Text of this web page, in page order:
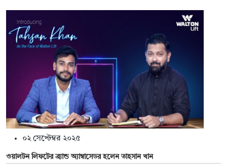
০২ সেপ্টেম্বর ২০২৫
ওয়ালটন লিফটের ব্র্যান্ড অ্যাম্বাসেডর হলেন তাহসান খান